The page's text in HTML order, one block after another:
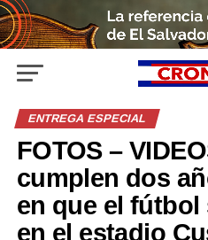
ENTREGA ESPECIAL
FOTOS –
cumplen dos
en que el
en el estadio